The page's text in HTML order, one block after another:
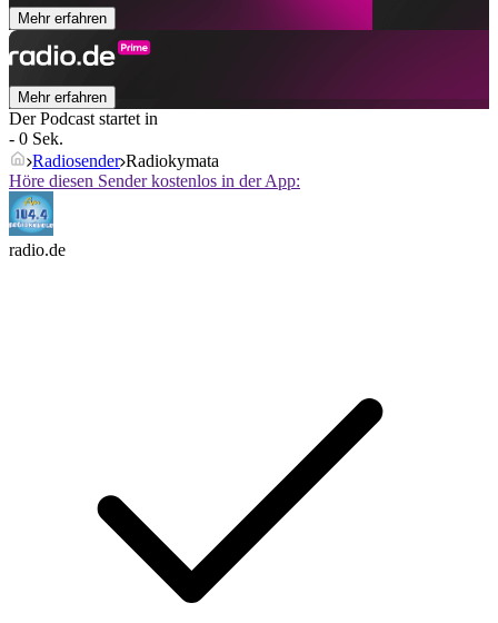
Mehr erfahren
Mehr erfahren
Der Podcast startet in
- 0 Sek.
Radiosender Radiokymata
Höre diesen Sender kostenlos in der App:
radio.de